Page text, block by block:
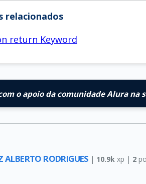
relacionados
return Keyword
o apoio da comunidade Alura na
ALBERTO RODRIGUES | 10.9k xp | 2